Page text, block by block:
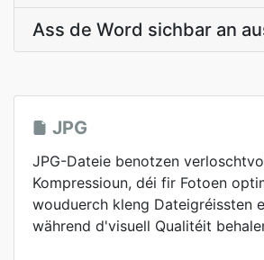
Ass de Word sichbar an
JPG
JPG-Dateie benotzen
Kompressioun, déi fir Fotoen
wouduerch kleng Dateigréissten
während d'visuell Qualitéit